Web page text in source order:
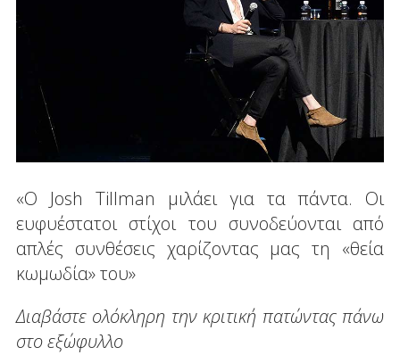
«Ο Josh Tillman μιλάει για τα πάντα. Οι
ευφυέστατοι στίχοι του συνοδεύονται από
απλές συνθέσεις χαρίζοντας μας τη «θεία
κωμωδία» του»
Διαβάστε ολόκληρη την κριτική πατώντας πάνω
στο εξώφυλλο